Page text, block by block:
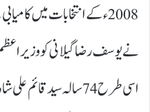
2008ء کے انتخابات میں
نے یوسف رضا گیلانی کو
اسی طرح 74سالہ سید